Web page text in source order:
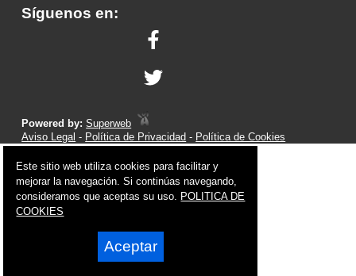
Síguenos en:
Powered by:Superweb
Aviso Legal - Política de Privacidad - Política de Cookies
Este sitio web utiliza cookies para facilitar y
mejorar la navegación. Si continúas navegando,
consideramos que aceptas su uso. POLITICA DE
COOKIES
Aceptar